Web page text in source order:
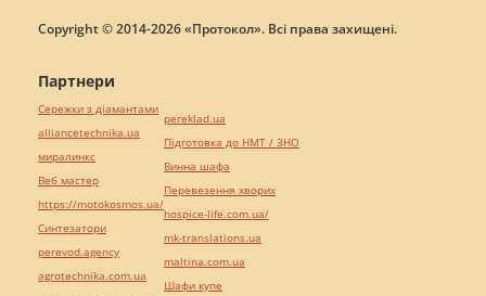
Copyright © 2014-2026 «Протокол». Всі права захищені.
Партнери
Сережки з діамантами
alliancetechnika.ua
миралинкс
Веб мастер
https://motokosmos.ua/
Синтезатори
perevod.agency
agrotechnika.com.ua
pereklad.ua
Підготовка до НМТ / ЗНО
Винна шафа
Перевезення хворих
hospice-life.com.ua/
mk-translations.ua
maltina.com.ua
Шафи купе